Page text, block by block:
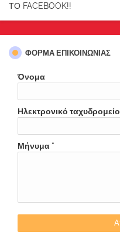
ΤΟ FACEBOOK!!
ΦΌΡΜΑ ΕΠΙΚΟΙΝΩΝΊΑΣ
Όνομα
Ηλεκτρονικό ταχυδρομείο
Μήνυμα *